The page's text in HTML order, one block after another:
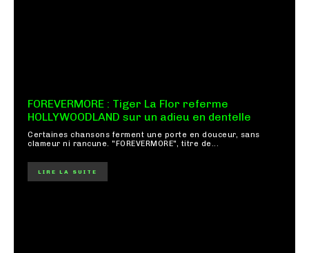
FOREVERMORE : Tiger La Flor referme
HOLLYWOODLAND sur un adieu en dentelle
Certaines chansons ferment une porte en douceur, sans
clameur ni rancune. "FOREVERMORE", titre de...
LIRE LA SUITE